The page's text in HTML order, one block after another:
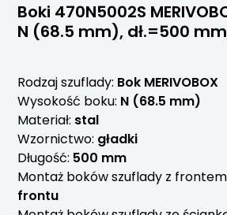
Boki 470N5002S
N (68.5 mm), dł.=500
Rodzaj szuflady: Bok MERIVOBOX
Wysokość boku: N (68.5 mm)
Materiał: stal
Wzornictwo: gładki
Długość: 500 mm
Montaż boków szuflady z
frontu